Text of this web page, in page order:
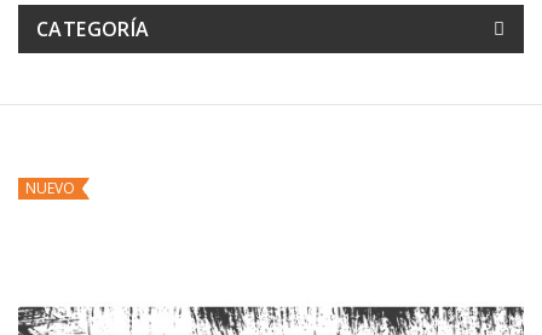
CATEGORÍA
NUEVO